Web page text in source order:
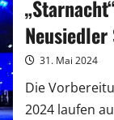
Neusiedler
31. Mai 2024
Die
2024 laufen